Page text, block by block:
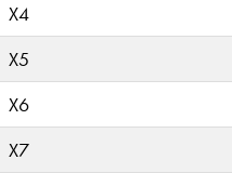
X4
X5
X6
X7